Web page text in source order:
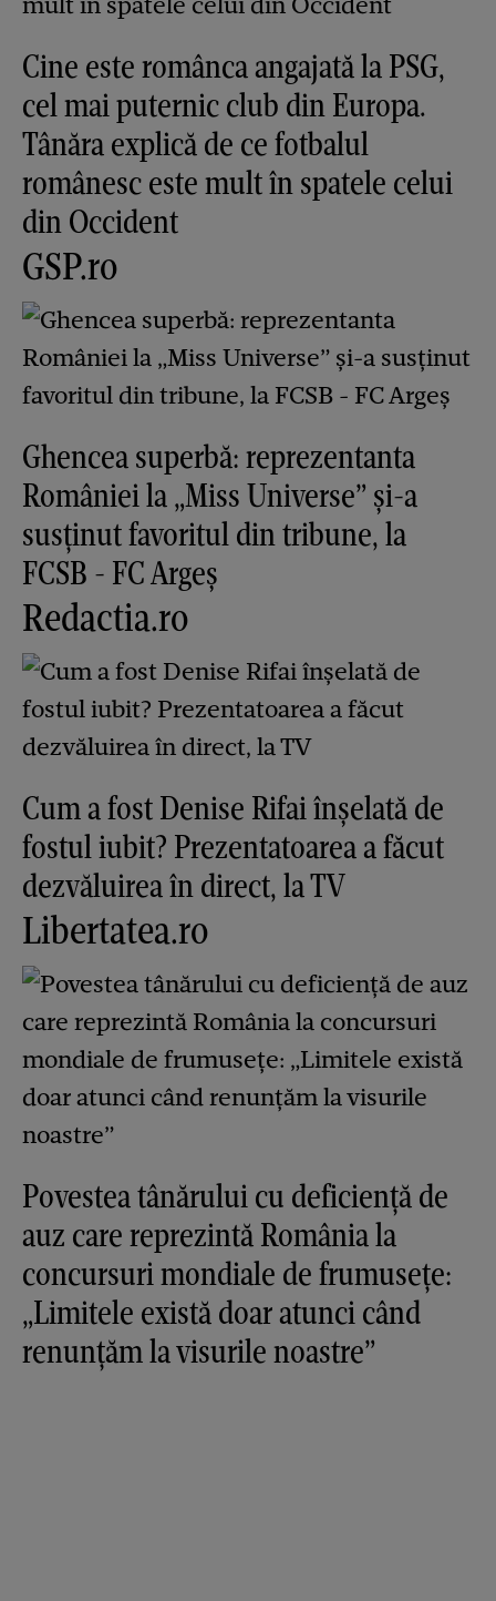
Cine este românca angajată la PSG,
cel mai puternic club din Europa.
Tânăra explică de ce fotbalul
românesc este mult în spatele celui
din Occident
GSP.ro
Ghencea superbă: reprezentanta
României la „Miss Universe” și-a
susținut favoritul din tribune, la
FCSB - FC Argeș
Redactia.ro
Cum a fost Denise Rifai înșelată de
fostul iubit? Prezentatoarea a făcut
dezvăluirea în direct, la TV
Libertatea.ro
Povestea tânărului cu deficiență de
auz care reprezintă România la
concursuri mondiale de frumusețe:
„Limitele există doar atunci când
renunțăm la visurile noastre”